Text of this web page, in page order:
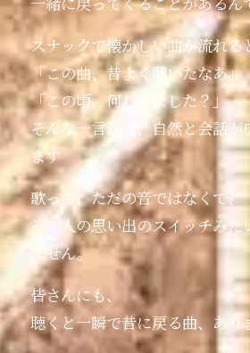
スナックで懐かしい曲が流れる
「この曲、昔よく聴いたなあ」
「この頃、何してました？」
そんな一言から、自然と会話が
ます️
歌って、ただの音ではなくて、
その人の思い出のスイッチみた
ません。
皆さんにも、
聴くと一瞬で昔に戻る曲、あり